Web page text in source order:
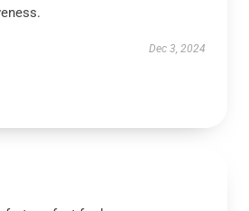
Dec 3, 2024